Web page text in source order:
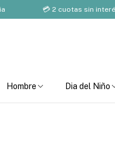
💳 2 cuotas sin interés
Hombre Dia del Niño